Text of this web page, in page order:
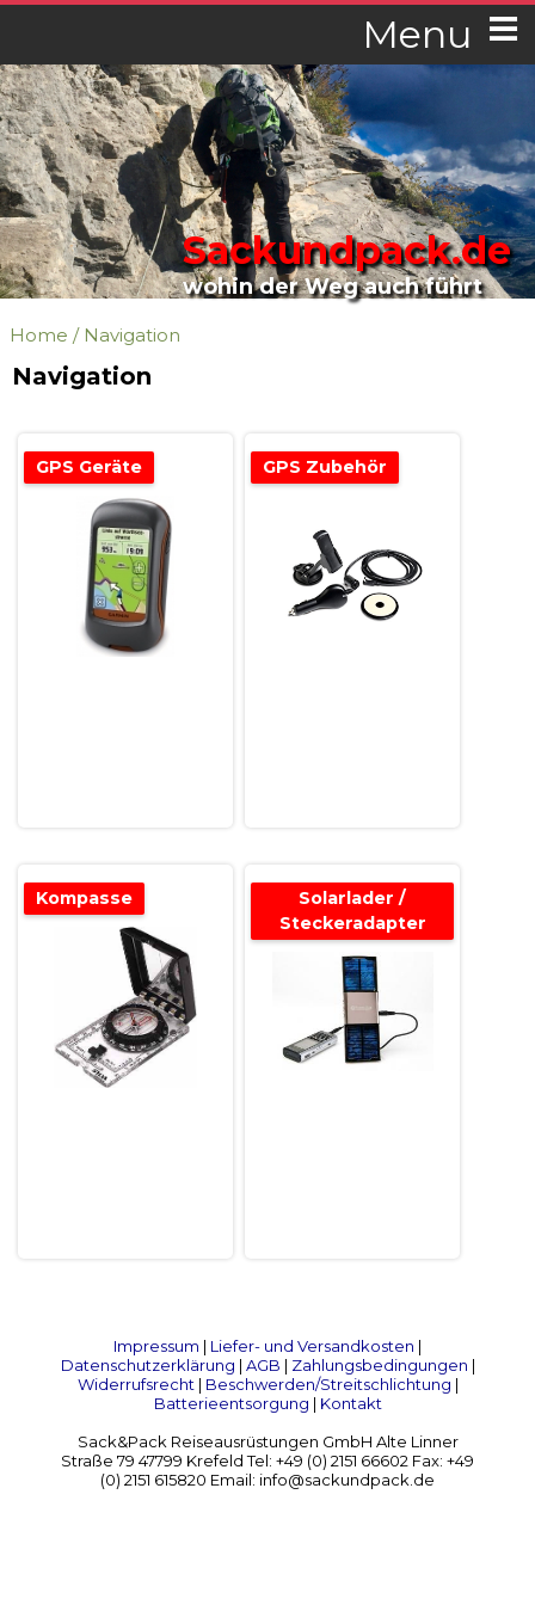
Menu
Sackundpack.de
wohin der Weg auch führt
Home / Navigation
Navigation
GPS Geräte GPS Zubehör
Kompasse
Solarlader /
Steckeradapter
Impressum | Liefer- und Versandkosten |
Datenschutzerklärung | AGB | Zahlungsbedingungen |
Widerrufsrecht| Beschwerden/Streitschlichtung |
Batterieentsorgung | Kontakt
Sack&Pack Reiseausrüstungen GmbH Alte Linner
Straße 79 47799 Krefeld Tel: +49 (0) 2151 66602 Fax: +49
(0) 2151 615820 Email: info@sackundpack.de